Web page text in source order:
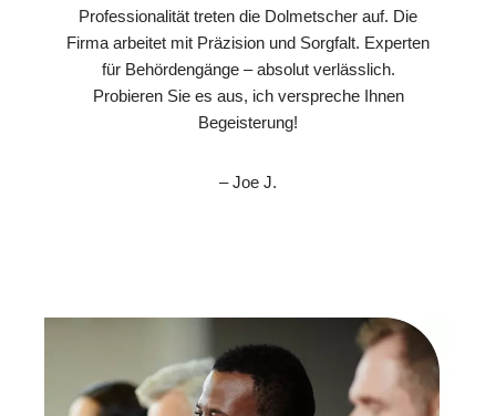
Professionalität treten die Dolmetscher auf. Die
Firma arbeitet mit Präzision und Sorgfalt. Experten
für Behördengänge – absolut verlässlich.
Probieren Sie es aus, ich verspreche Ihnen
Begeisterung!
– Joe J.